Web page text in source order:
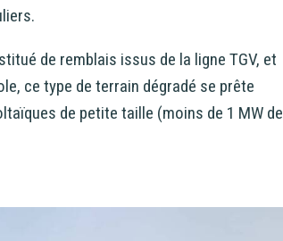
de remblais issus de la ligne TGV, et
ce type de terrain dégradé se prête
de petite taille (moins de 1 MW de